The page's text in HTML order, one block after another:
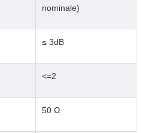
nominale)
≤ 3dB
<=2
50 Ω